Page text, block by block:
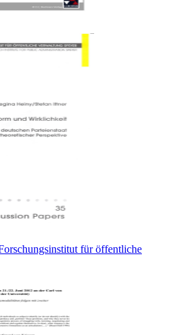
für öffentliche